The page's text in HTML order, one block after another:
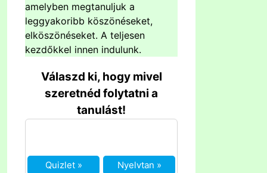
amelyben megtanuljuk a
leggyakoribb köszönéseket,
elköszönéseket. A teljesen
kezdőkkel innen indulunk.
Válaszd ki, hogy mivel
szeretnéd folytatni a
tanulást!
Quizlet » Nyelvtan »